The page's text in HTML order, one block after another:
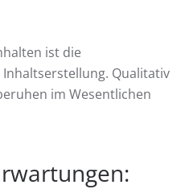
ist die
Qualitativ
im Wesentlichen